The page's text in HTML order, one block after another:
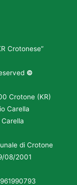
Crotonese”
©
Crotone (KR)
Carella
di Crotone
08/2001